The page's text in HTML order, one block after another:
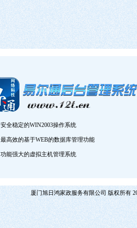
安全稳定的WIN2003操作系统
最高效的基于WEB的数据库管理功能
功能强大的虚拟主机管理系统
厦门旭日鸿家政服务有限公司 版权所有